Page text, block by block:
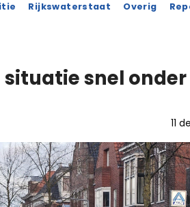
Rijkswaterstaat Overig
situatie snel
11